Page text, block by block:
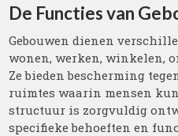
De Functies van
Gebouwen dienen
wonen, werken, winkelen,
Ze bieden bescherming
ruimtes waarin mensen
structuur is zorgvuldig
specifieke behoeften en